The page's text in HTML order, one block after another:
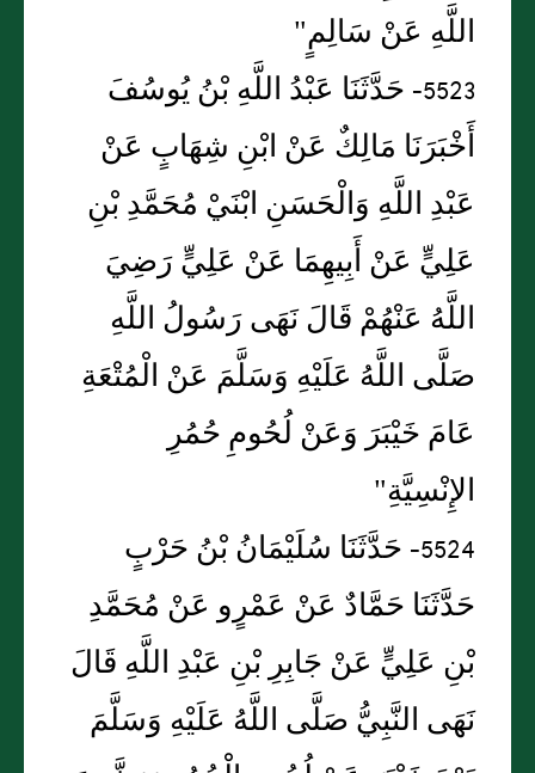
اللَّهِ عَنْ سَالِمٍ"
5523- حَدَّثَنَا عَبْدُ اللَّهِ بْنُ يُوسُفَ
أَخْبَرَنَا مَالِكٌ عَنْ ابْنِ شِهَابٍ عَنْ
عَبْدِ اللَّهِ وَالْحَسَنِ ابْنَيْ مُحَمَّدِ بْنِ
عَلِيٍّ عَنْ أَبِيهِمَا عَنْ عَلِيٍّ رَضِيَ
اللَّهُ عَنْهُمْ قَالَ نَهَى رَسُولُ اللَّهِ
صَلَّى اللَّهُ عَلَيْهِ وَسَلَّمَ عَنْ الْمُتْعَةِ
عَامَ خَيْبَرَ وَعَنْ لُحُومِ حُمُرِ
الإِنْسِيَّةِ"
5524- حَدَّثَنَا سُلَيْمَانُ بْنُ حَرْبٍ
حَدَّثَنَا حَمَّادٌ عَنْ عَمْرٍو عَنْ مُحَمَّدِ
بْنِ عَلِيٍّ عَنْ جَابِرِ بْنِ عَبْدِ اللَّهِ قَالَ
نَهَى النَّبِيُّ صَلَّى اللَّهُ عَلَيْهِ وَسَلَّمَ